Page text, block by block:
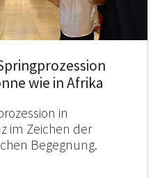
wie in Afrika
in
im Zeichen der
Begegnung.